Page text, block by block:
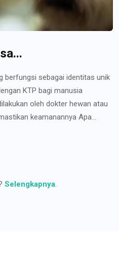
berfungsi sebagai identitas unik
KTP bagi manusia
oleh dokter hewan atau
keamanannya Apa...
Selengkapnya.